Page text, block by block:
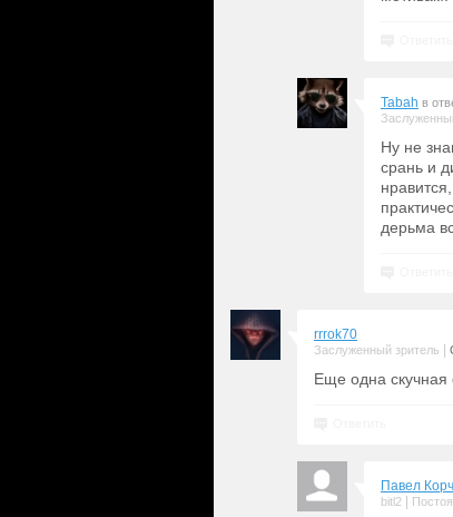
Tabah в
Ну не
срань и
дерьма
rrrok70
Заслуженный зритель
Еще одна скучная
Павел
bitl2